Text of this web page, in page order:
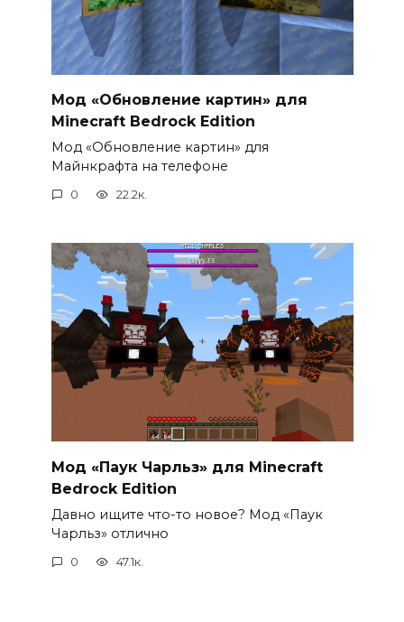
Мод «Обновление картин» для
Minecraft Bedrock Edition
Мод «Обновление картин» для
Майнкрафта на телефоне
0 22.2к.
Мод «Паук Чарльз» для Minecraft
Bedrock Edition
Давно ищите что-то новое? Мод «Паук
Чарльз» отлично
0 47.1к.